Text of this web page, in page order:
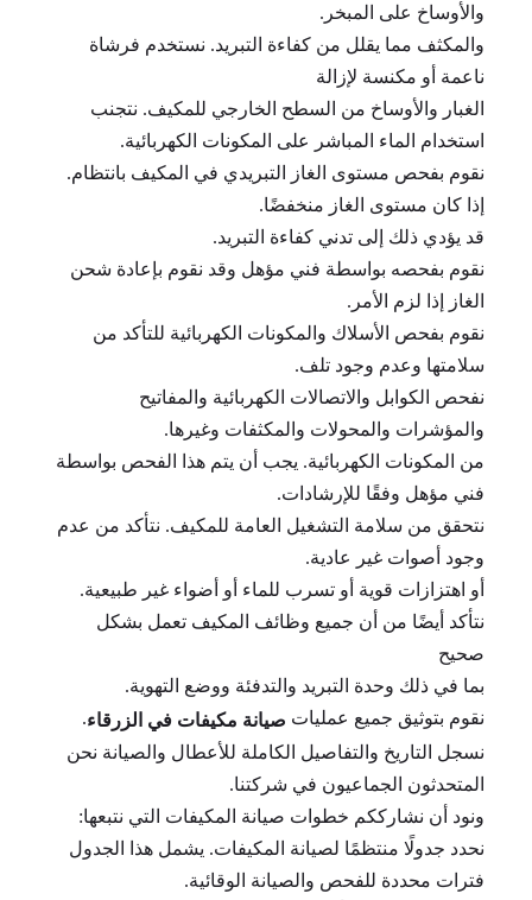
والأوساخ على المبخر.
والمكثف مما يقلل من كفاءة التبريد. نستخدم فرشاة
ناعمة أو مكنسة لإزالة
الغبار والأوساخ من السطح الخارجي للمكيف. نتجنب
استخدام الماء المباشر على المكونات الكهربائية.
نقوم بفحص مستوى الغاز التبريدي في المكيف بانتظام.
إذا كان مستوى الغاز منخفضًا.
قد يؤدي ذلك إلى تدني كفاءة التبريد.
نقوم بفحصه بواسطة فني مؤهل وقد نقوم بإعادة شحن
الغاز إذا لزم الأمر.
نقوم بفحص الأسلاك والمكونات الكهربائية للتأكد من
سلامتها وعدم وجود تلف.
نفحص الكوابل والاتصالات الكهربائية والمفاتيح
والمؤشرات والمحولات والمكثفات وغيرها.
من المكونات الكهربائية. يجب أن يتم هذا الفحص بواسطة
فني مؤهل وفقًا للإرشادات.
نتحقق من سلامة التشغيل العامة للمكيف. نتأكد من عدم
وجود أصوات غير عادية.
أو اهتزازات قوية أو تسرب للماء أو أضواء غير طبيعية.
نتأكد أيضًا من أن جميع وظائف المكيف تعمل بشكل
صحيح
بما في ذلك وحدة التبريد والتدفئة ووضع التهوية.
نقوم بتوثيق جميع عمليات صيانة مكيفات في الزرقاء.
نسجل التاريخ والتفاصيل الكاملة للأعطال والصيانة نحن
المتحدثون الجماعيون في شركتنا.
ونود أن نشارككم خطوات صيانة المكيفات التي نتبعها:
نحدد جدولًا منتظمًا لصيانة المكيفات. يشمل هذا الجدول
فترات محددة للفحص والصيانة الوقائية.